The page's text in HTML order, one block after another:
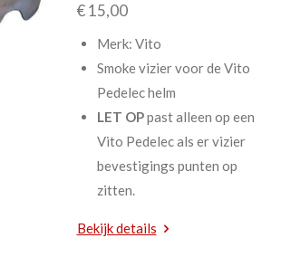
€ 15,00
Merk: Vito
Smoke vizier voor de Vito
Pedelec helm
LET OPpast alleen op een
Vito Pedelec als er vizier
bevestigings punten op
zitten.
Bekijk details